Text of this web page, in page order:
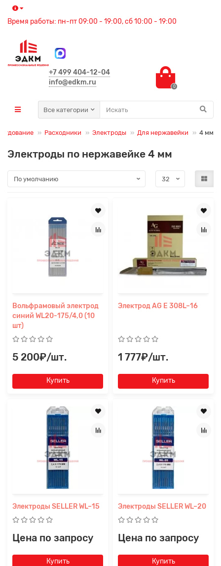
Время работы: пн-пт 09:00 - 19:00, сб 10:00 - 19:00
+7 499 404-12-04
info@edkm.ru
0
Все категории
Расходники Электроды Для нержавейки 4 мм
Электроды по нержавейке 4 мм
Вольфрамовый электрод
синий WL20-175/4,0 (10
шт)
5 200₽/шт.
Купить
Электрод AG E 308L–16
1 777₽/шт.
Купить
Электроды SELLER WL–15
Цена по запросу
Купить
Электроды SELLER WL–20
Цена по запросу
Купить